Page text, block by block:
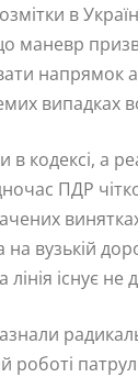
в
маневр
напрямок
випадках
кодексі, а
ПДР
на вузькій
лінія існує
роботі